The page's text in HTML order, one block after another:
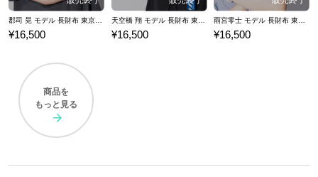
郡司 晃 モデル 長財布 東京エイリアンズ
¥16,500
天空橋 翔 モデル 長財布 東京エイリアンズ
¥16,500
雨宮零士 モデル 長財布 東京エイリアンズ
¥16,500
商品を
もっと見る